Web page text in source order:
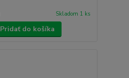
Skladom 1 ks
Pridať do košíka